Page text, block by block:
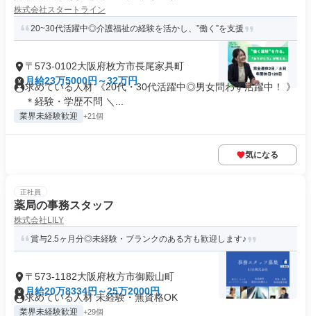
株式会社スタートライン
20~30代活躍中◎介護福祉の経験を活かし、”働く”を支援
〒573-0102大阪府枚方市長尾家具町
月給23万5000円～32万円
求めている人材 《20代・30代活躍中◎男女問わず活躍中！ 》
＊経験・学歴不問 ＼...
業界未経験歓迎 +21個
気になる
正社員
薬局の事務スタッフ
株式会社LILY
賞与2.5ヶ月分◎未経験・ブランクのある方も歓迎します♪
〒573-1182大阪府枚方市御殿山町
月給20万8334円～25万2000円
求めている人材 未経験・無資格OK
業界未経験歓迎 +29個